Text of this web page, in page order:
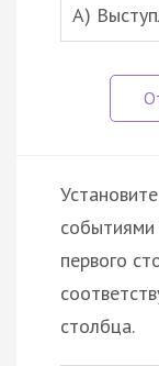
A)
первого
столбца.